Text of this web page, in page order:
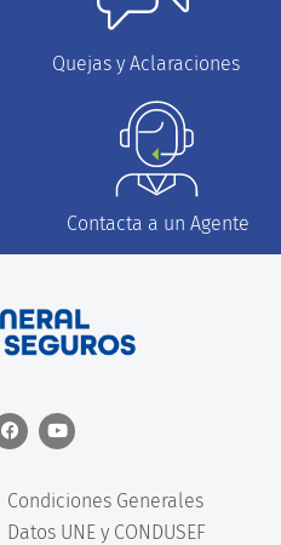
Quejas y Aclaraciones
Contacta a un Agente
Condiciones Generales
Datos UNE y CONDUSEF